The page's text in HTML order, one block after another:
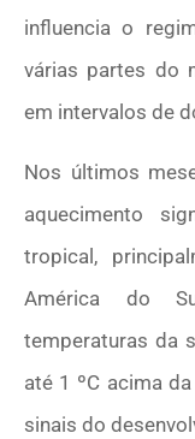
influencia o
várias partes do
em intervalos de
Nos últimos
aquecimento
tropical,
América do
temperaturas da
até 1 ºC acima
sinais do